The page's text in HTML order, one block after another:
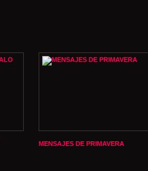
MENSAJES DE PRIMAVERA